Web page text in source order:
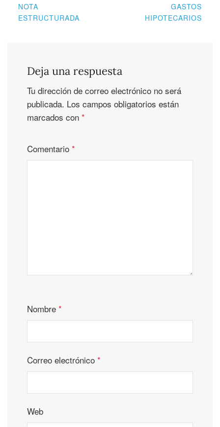
NOTA
ESTRUCTURADA
GASTOS
HIPOTECARIOS
Deja una respuesta
Tu dirección de correo electrónico no será
publicada. Los campos obligatorios están
marcados con *
Comentario *
Nombre *
Correo electrónico *
Web